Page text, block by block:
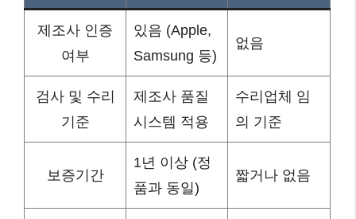
제조사 인증
여부
있음 (Apple,
Samsung 등)
없음
검사 및 수리
기준
제조사 품질
시스템 적용
수리업체 임
의 기준
보증기간
1년 이상 (정
품과 동일)
짧거나 없음